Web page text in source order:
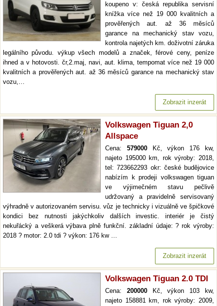
koupeno v: česká republika servisní
knížka více než 19 000 kvalitních a
prověřených aut. až 36 měsíců
garance na mechanický stav vozu,
kontrola najetých km. doživotní záruka
legálního původu. výkup všech modelů a značek, férové ceny, peníze
ihned a v hotovosti. čr,2.maj, navi, aut. klima, tempomat více než 19 000
kvalitních a prověřených aut. až 36 měsíců garance na mechanický stav
vozu,…
Zobrazit inzerát
Volkswagen Tiguan 2,0
Allspace
Cena: 579000Kč, výkon 176 kw,
najeto 195000 km, rok výroby: 2018,
tel: 723662293 okr: české budějovice
nabízím k prodeji volkswagen tiguan
ve výjimečném stavu pečlivě
udržovaný a pravidelně servisovaný
výhradně v autorizovaném servisu. vůz je technicky i vizuálně ve špičkové
kondici bez nutnosti jakýchkoliv dalších investic. interiér je čistý
nekuřácký a veškerá výbava plně funkční. základní údaje: ? rok výroby:
2018 ? motor: 2.0 tdi ? výkon: 176 kw …
Zobrazit inzerát
Volkswagen Tiguan 2.0 TDI
Cena: 200000Kč, výkon 103 kw,
najeto 158881 km, rok výroby: 2009,